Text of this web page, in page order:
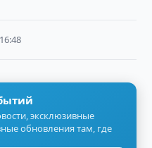
эксклюзивные
обновления там, где